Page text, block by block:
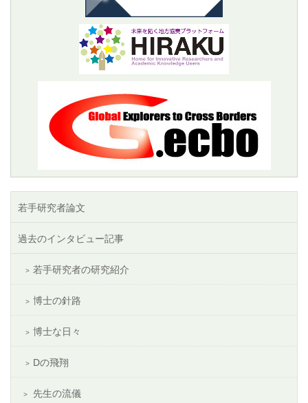
若手研究者論文
過去のインタビュー記事
若手研究者の研究紹介
博士の針路
博士な日々
Dの飛翔
先生の流儀